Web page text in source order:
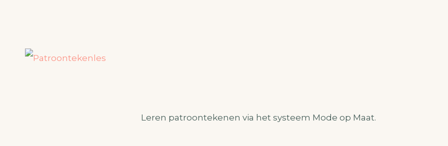
Leren patroontekenen via het systeem Mode op Maat.